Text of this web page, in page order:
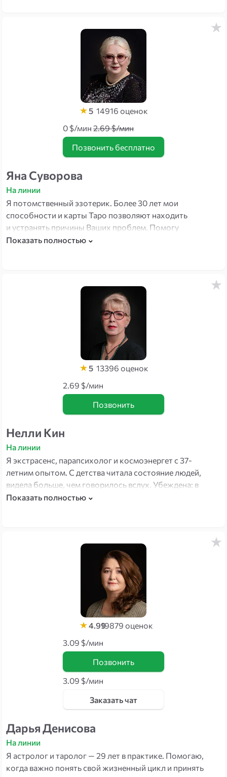
5 14916 оценок
0 $/мин 2.69 $/мин
Позвонить бесплатно
Яна Суворова
На линии
Я потомственный эзотерик. Более 30 лет мои
способности и карты Таро позволяют находить
и устранять причины Ваших проблем. Помогу
вспомнить прошлое, осознать настоящее и найти
Показать полностью
5 13396 оценок
2.69 $/мин
Позвонить
Нелли Кин
На линии
Я экстрасенс, парапсихолог и космоэнергет с 37-
летним опытом. С детства читала состояние людей,
видела больше, чем говорилось вслух. Убеждена: в
каждом человеке — огромный внутренний потенциал.
Показать полностью
4.9919879 оценок
3.09 $/мин
Позвонить
3.09 $/мин
Заказать чат
Дарья Денисова
На линии
Я астролог и таролог — 29 лет в практике. Помогаю,
когда важно понять свой жизненный цикл и принять